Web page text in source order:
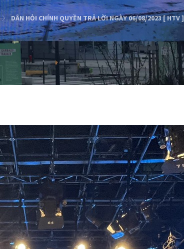
DÂN HỎI CHÍNH QUYỀN TRẢ LỜI NGÀY 06/08/2023 [ HTV ]